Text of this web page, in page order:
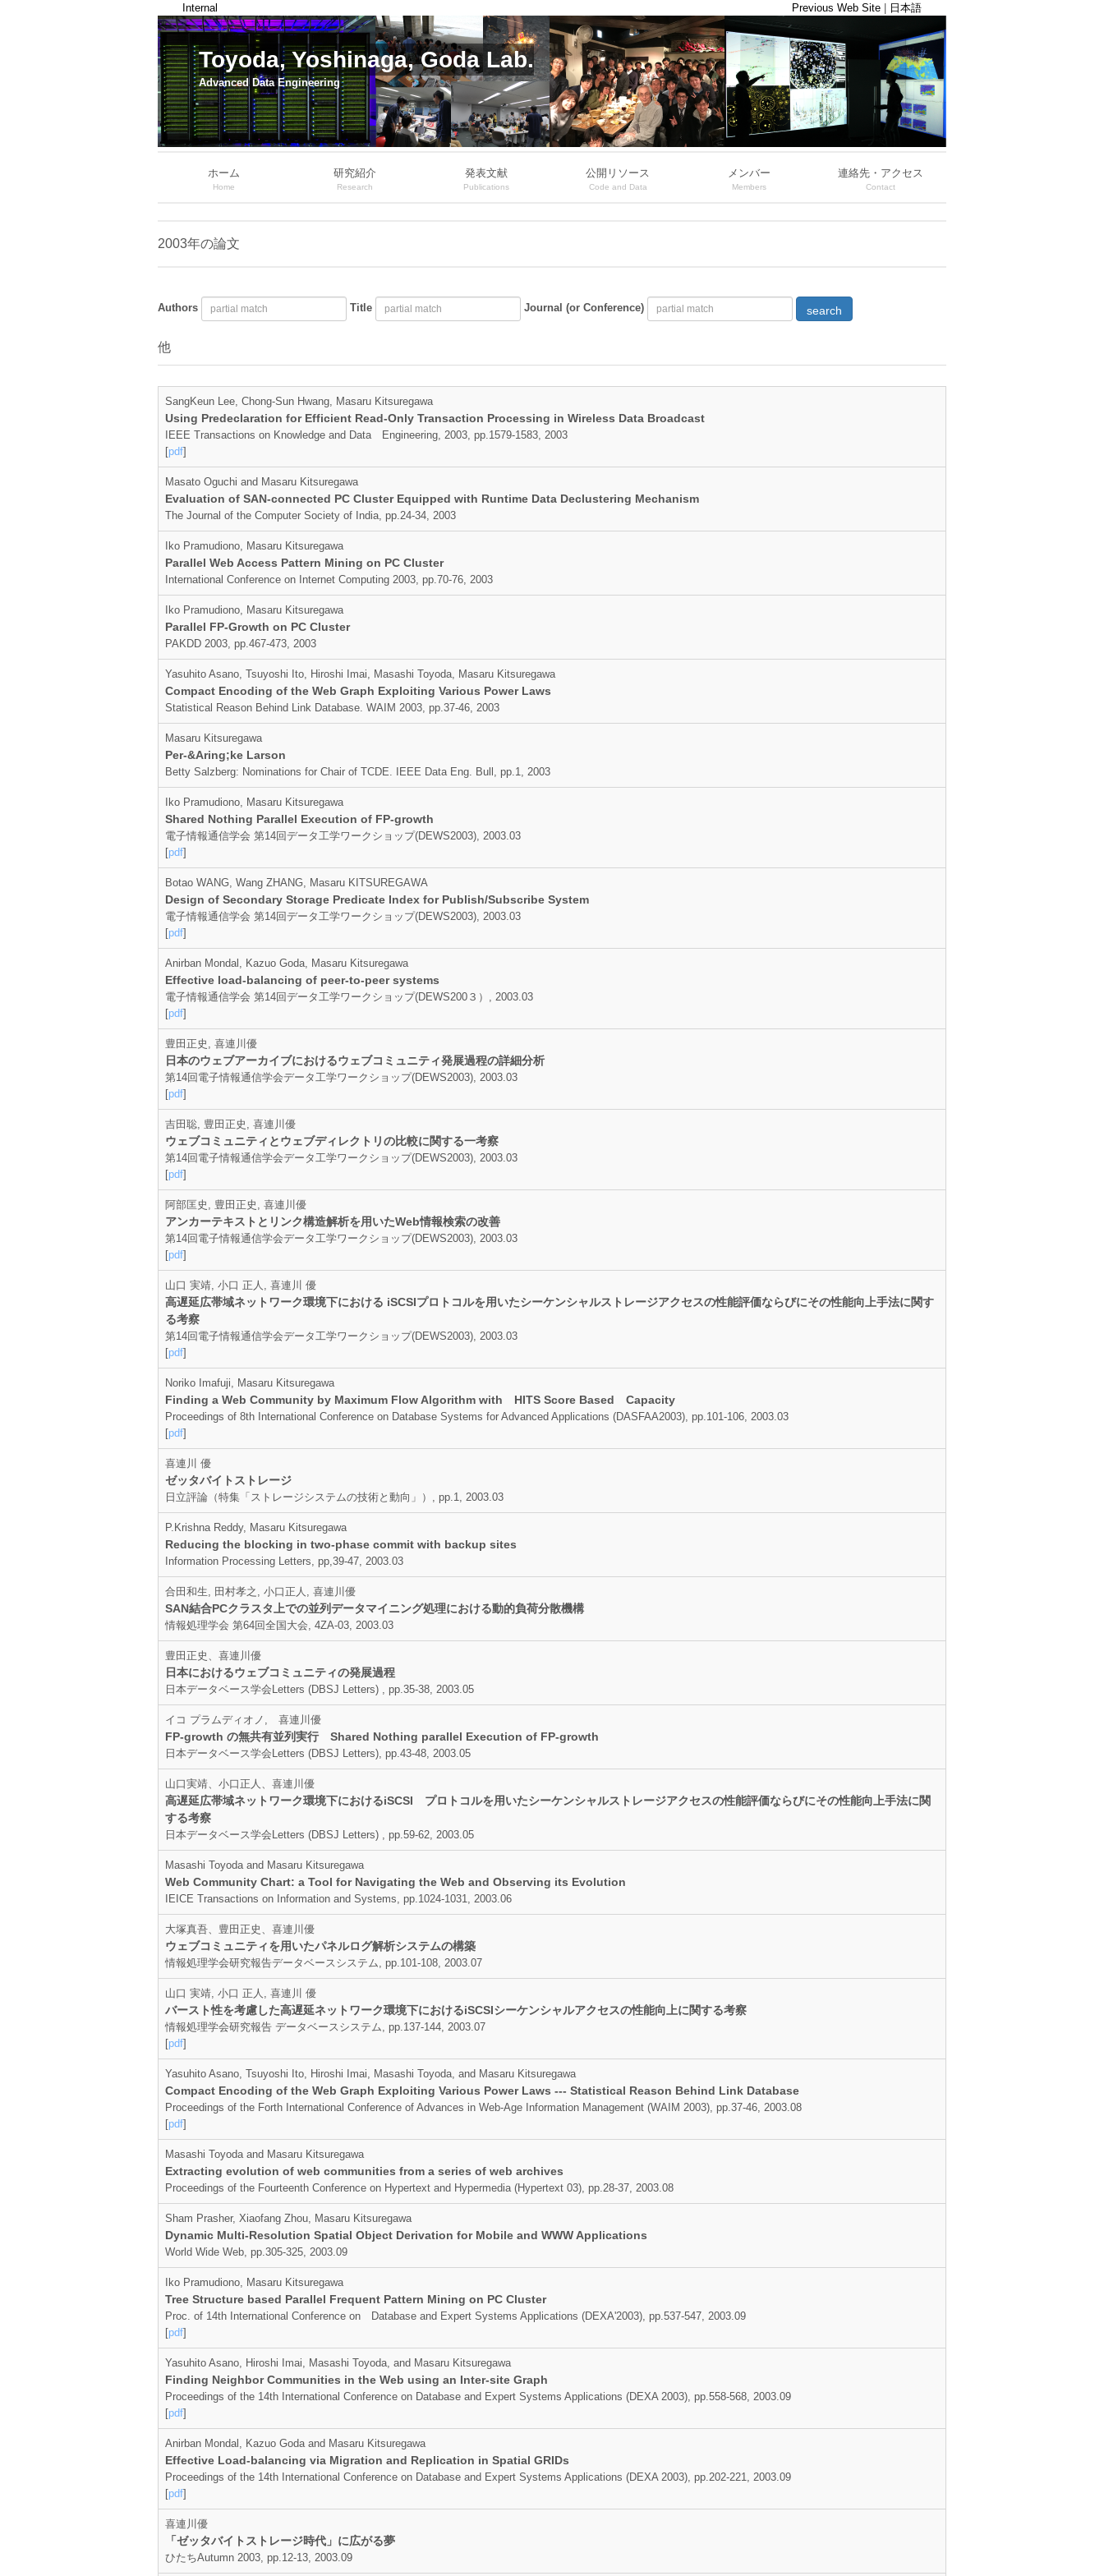
Internal Previous Web Site 日本語
Toyoda, Yoshinaga, Goda Lab.
Advanced Data Engineering
ホーム
Home
研究紹介
Research
発表文献
Publications
公開リソース
Code and Data
メンバー
Members
連絡先・アクセス
Contact
2003年の論文
Authors Title Journal (or Conference)
他
SangKeun Lee, Chong-Sun Hwang, Masaru Kitsuregawa
Using Predeclaration for Efficient Read-Only Transaction Processing in Wireless Data Broadcast
IEEE Transactions on Knowledge and Data Engineering, 2003, pp.1579-1583, 2003
[pdf]
Masato Oguchi and Masaru Kitsuregawa
Evaluation of SAN-connected PC Cluster Equipped with Runtime Data Declustering Mechanism
The Journal of the Computer Society of India, pp.24-34, 2003
Iko Pramudiono, Masaru Kitsuregawa
Parallel Web Access Pattern Mining on PC Cluster
International Conference on Internet Computing 2003, pp.70-76, 2003
Iko Pramudiono, Masaru Kitsuregawa
Parallel FP-Growth on PC Cluster
PAKDD 2003, pp.467-473, 2003
Yasuhito Asano, Tsuyoshi Ito, Hiroshi Imai, Masashi Toyoda, Masaru Kitsuregawa
Compact Encoding of the Web Graph Exploiting Various Power Laws
Statistical Reason Behind Link Database. WAIM 2003, pp.37-46, 2003
Masaru Kitsuregawa
Per-&Aring;ke Larson
Betty Salzberg: Nominations for Chair of TCDE. IEEE Data Eng. Bull, pp.1, 2003
Iko Pramudiono, Masaru Kitsuregawa
Shared Nothing Parallel Execution of FP-growth
電子情報通信学会 第14回データ工学ワークショップ(DEWS2003), 2003.03
[pdf]
Botao WANG, Wang ZHANG, Masaru KITSUREGAWA
Design of Secondary Storage Predicate Index for Publish/Subscribe System
電子情報通信学会 第14回データ工学ワークショップ(DEWS2003), 2003.03
[pdf]
Anirban Mondal, Kazuo Goda, Masaru Kitsuregawa
Effective load-balancing of peer-to-peer systems
電子情報通信学会 第14回データ工学ワークショップ(DEWS200３）, 2003.03
[pdf]
豊田正史, 喜連川優
日本のウェブアーカイブにおけるウェブコミュニティ発展過程の詳細分析
第14回電子情報通信学会データ工学ワークショップ(DEWS2003), 2003.03
[pdf]
吉田聡, 豊田正史, 喜連川優
ウェブコミュニティとウェブディレクトリの比較に関する一考察
第14回電子情報通信学会データ工学ワークショップ(DEWS2003), 2003.03
[pdf]
阿部匡史, 豊田正史, 喜連川優
アンカーテキストとリンク構造解析を用いたWeb情報検索の改善
第14回電子情報通信学会データ工学ワークショップ(DEWS2003), 2003.03
[pdf]
山口 実靖, 小口 正人, 喜連川 優
高遅延広帯域ネットワーク環境下における iSCSIプロトコルを用いたシーケンシャルストレージアクセスの性能評価ならびにその性能向上手法に関す
る考察
第14回電子情報通信学会データ工学ワークショップ(DEWS2003), 2003.03
[pdf]
Noriko Imafuji, Masaru Kitsuregawa
Finding a Web Community by Maximum Flow Algorithm with HITS Score Based Capacity
Proceedings of 8th International Conference on Database Systems for Advanced Applications (DASFAA2003), pp.101-106, 2003.03
[pdf]
喜連川 優
ゼッタバイトストレージ
日立評論（特集「ストレージシステムの技術と動向」）, pp.1, 2003.03
P.Krishna Reddy, Masaru Kitsuregawa
Reducing the blocking in two-phase commit with backup sites
Information Processing Letters, pp,39-47, 2003.03
合田和生, 田村孝之, 小口正人, 喜連川優
SAN結合PCクラスタ上での並列データマイニング処理における動的負荷分散機構
情報処理学会 第64回全国大会, 4ZA-03, 2003.03
豊田正史、喜連川優
日本におけるウェブコミュニティの発展過程
日本データベース学会Letters (DBSJ Letters) , pp.35-38, 2003.05
イコ プラムディオノ, 喜連川優
FP-growth の無共有並列実行 Shared Nothing parallel Execution of FP-growth
日本データベース学会Letters (DBSJ Letters), pp.43-48, 2003.05
山口実靖、小口正人、喜連川優
高遅延広帯域ネットワーク環境下におけるiSCSI プロトコルを用いたシーケンシャルストレージアクセスの性能評価ならびにその性能向上手法に関
する考察
日本データベース学会Letters (DBSJ Letters) , pp.59-62, 2003.05
Masashi Toyoda and Masaru Kitsuregawa
Web Community Chart: a Tool for Navigating the Web and Observing its Evolution
IEICE Transactions on Information and Systems, pp.1024-1031, 2003.06
大塚真吾、豊田正史、喜連川優
ウェブコミュニティを用いたパネルログ解析システムの構築
情報処理学会研究報告データベースシステム, pp.101-108, 2003.07
山口 実靖, 小口 正人, 喜連川 優
バースト性を考慮した高遅延ネットワーク環境下におけるiSCSIシーケンシャルアクセスの性能向上に関する考察
情報処理学会研究報告 データベースシステム, pp.137-144, 2003.07
[pdf]
Yasuhito Asano, Tsuyoshi Ito, Hiroshi Imai, Masashi Toyoda, and Masaru Kitsuregawa
Compact Encoding of the Web Graph Exploiting Various Power Laws --- Statistical Reason Behind Link Database
Proceedings of the Forth International Conference of Advances in Web-Age Information Management (WAIM 2003), pp.37-46, 2003.08
[pdf]
Masashi Toyoda and Masaru Kitsuregawa
Extracting evolution of web communities from a series of web archives
Proceedings of the Fourteenth Conference on Hypertext and Hypermedia (Hypertext 03), pp.28-37, 2003.08
Sham Prasher, Xiaofang Zhou, Masaru Kitsuregawa
Dynamic Multi-Resolution Spatial Object Derivation for Mobile and WWW Applications
World Wide Web, pp.305-325, 2003.09
Iko Pramudiono, Masaru Kitsuregawa
Tree Structure based Parallel Frequent Pattern Mining on PC Cluster
Proc. of 14th International Conference on Database and Expert Systems Applications (DEXA'2003), pp.537-547, 2003.09
[pdf]
Yasuhito Asano, Hiroshi Imai, Masashi Toyoda, and Masaru Kitsuregawa
Finding Neighbor Communities in the Web using an Inter-site Graph
Proceedings of the 14th International Conference on Database and Expert Systems Applications (DEXA 2003), pp.558-568, 2003.09
[pdf]
Anirban Mondal, Kazuo Goda and Masaru Kitsuregawa
Effective Load-balancing via Migration and Replication in Spatial GRIDs
Proceedings of the 14th International Conference on Database and Expert Systems Applications (DEXA 2003), pp.202-221, 2003.09
[pdf]
喜連川優
「ゼッタバイトストレージ時代」に広がる夢
ひたちAutumn 2003, pp.12-13, 2003.09